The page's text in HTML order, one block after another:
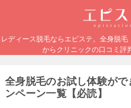
レディース脱毛ならエピステ。全身脱
からクリニックの口コミ評
全身脱毛のお試し体験が
ンペーン一覧【必読】